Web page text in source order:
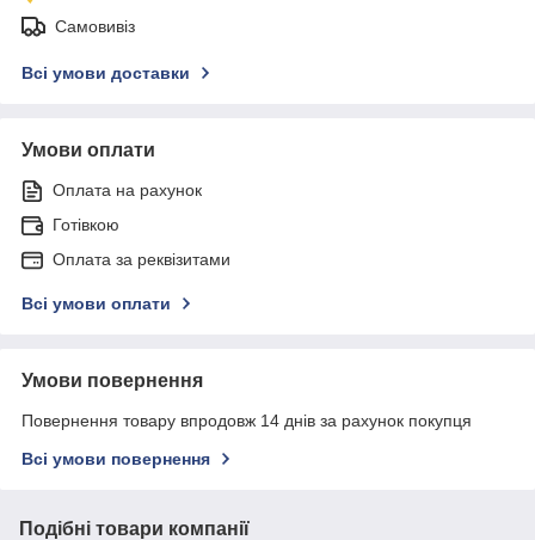
Самовивіз
Всі умови доставки
Умови оплати
Оплата на рахунок
Готівкою
Оплата за реквізитами
Всі умови оплати
Умови повернення
Повернення товару впродовж 14 днів за рахунок покупця
Всі умови повернення
Подібні товари компанії